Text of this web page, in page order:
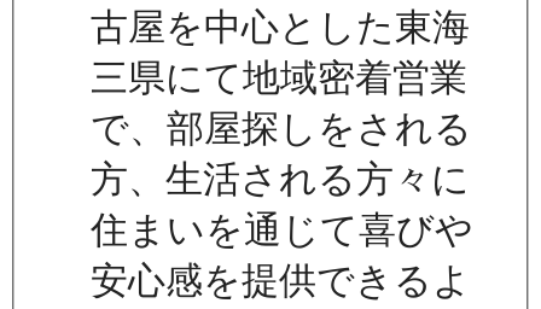
古屋を中心とした東海
三県にて地域密着営業
で、部屋探しをされる
方、生活される方々に
住まいを通じて喜びや
安心感を提供できるよ